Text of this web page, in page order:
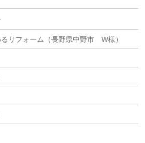
リフォーム（長野県中野市 W様）